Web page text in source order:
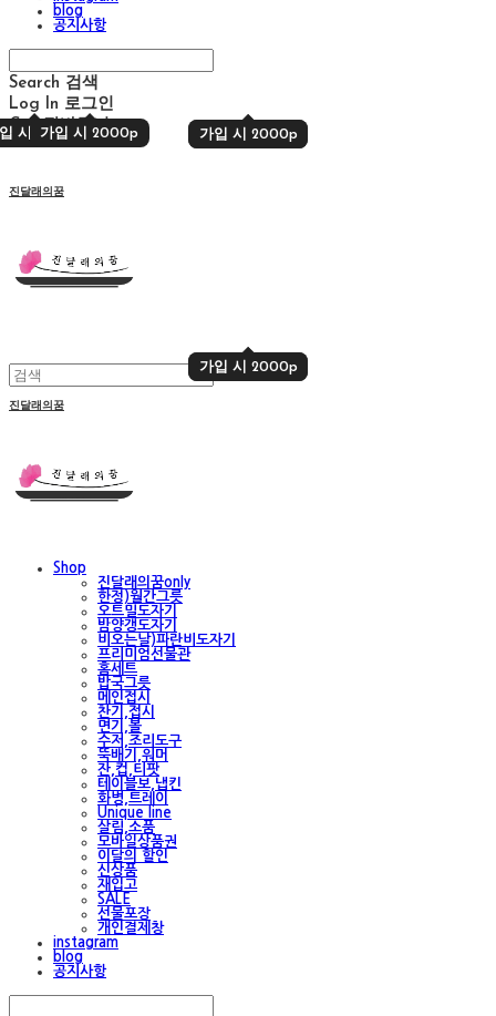
blog
공지사항
Search 검색
Log In
시 2000p
로그인
가입 시 2000p 가입 시 2000p
가입 시 2000p
Cart장바구니
진달래의꿈
가입 시 2000p
가입 시 2000p
진달래의꿈
Shop
진달래의꿈only
한정)월간그릇
오트밀도자기
밤양갱도자기
비오는날)파란비도자기
프리미엄선물관
홈세트
밥국그릇
메인접시
찬기,접시
면기,볼
수저,조리도구
뚝배기,워머
잔,컵,티팟
테이블보,냅킨
화병,트레이
Unique line
살림,소품
모바일상품권
이달의 할인
신상품
재입고
SALE
선물포장
개인결제창
instagram
blog
공지사항